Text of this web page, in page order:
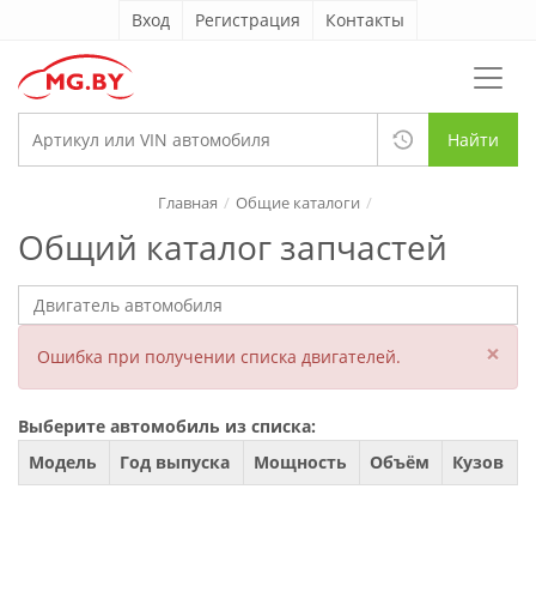
Вход Регистрация Контакты
Найти
Общий каталог запчастей
Главная Общие каталоги
Ошибка при получении списка двигателей. ×
Выберите автомобиль из списка:
Модель
Год выпуска Мощность Объём Кузов